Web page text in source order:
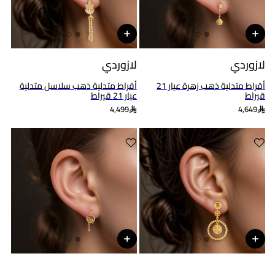
لازوردي
أقراط متدلية ذهب زهرة عيار 21
قيراط
4,649
لازوردي
أقراط متدلية ذهب سلاسل متدلية
عيار 21 قيراط
4,499